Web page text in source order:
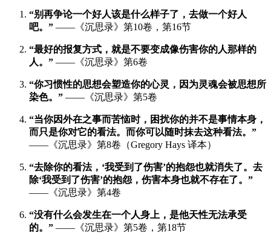
“别再争论一个好人该是什么样子了，去做一个好人
吧。” ——《沉思录》第10卷，第16节
“最好的报复方式，就是不要变成像伤害你的人那样的
人。” ——《沉思录》第6卷
“你习惯性的思想会塑造你的心灵，因为灵魂会被思想所
染色。” ——《沉思录》第5卷
“当你因外在之事而苦恼时，困扰你的并不是事情本身，
而只是你对它的看法。而你可以随时抹去这种看法。”
——《沉思录》第8卷（Gregory Hays 译本）
“去除你的看法，‘我受到了伤害’的抱怨也就消失了。去
除‘我受到了伤害’的抱怨，伤害本身也就不存在了。”
——《沉思录》第4卷
“没有什么会发生在一个人身上，是他天性无法承受
的。” ——《沉思录》第5卷，第18节